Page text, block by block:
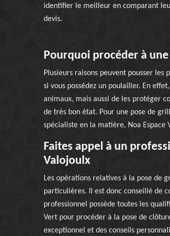
identifier le meilleur en comparant
devis.
Pourquoi procéder à
Plusieurs raisons peuvent pousser
si vous possédez un poulailler. En
animaux, mais aussi de les protéger
de très bon état. Pour une pose de
spécialiste en la matière, Noa Espace
Faites appel à un
Valojoulx
Les opérations relatives à la pose de
particulières. Il est donc conseillé de
professionnel possède toutes les
Vert pour procéder à la pose de
exceptionnel et des conseils